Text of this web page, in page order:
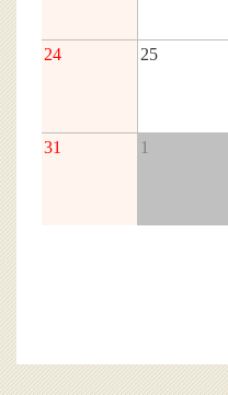
24 25
31 1